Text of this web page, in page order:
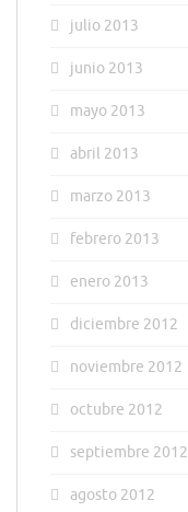
julio 2013
junio 2013
mayo 2013
abril 2013
marzo 2013
febrero 2013
enero 2013
diciembre 2012
noviembre 2012
octubre 2012
septiembre 2012
agosto 2012